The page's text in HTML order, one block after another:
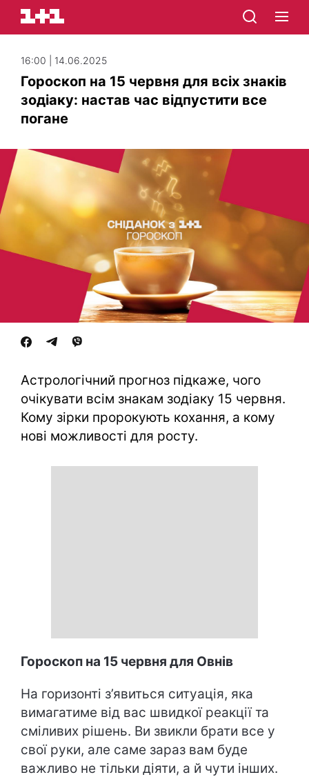
16:00 | 14.06.2025
Гороскоп на 15 червня для всіх знаків
зодіаку: настав час відпустити все
погане
Астрологічний прогноз підкаже, чого
очікувати всім знакам зодіаку 15 червня.
Кому зірки пророкують кохання, а кому
нові можливості для росту.
Гороскоп на 15 червня для Овнів
На горизонті з’явиться ситуація, яка
вимагатиме від вас швидкої реакції та
сміливих рішень. Ви звикли брати все у
свої руки, але саме зараз вам буде
важливо не тільки діяти, а й чути інших.